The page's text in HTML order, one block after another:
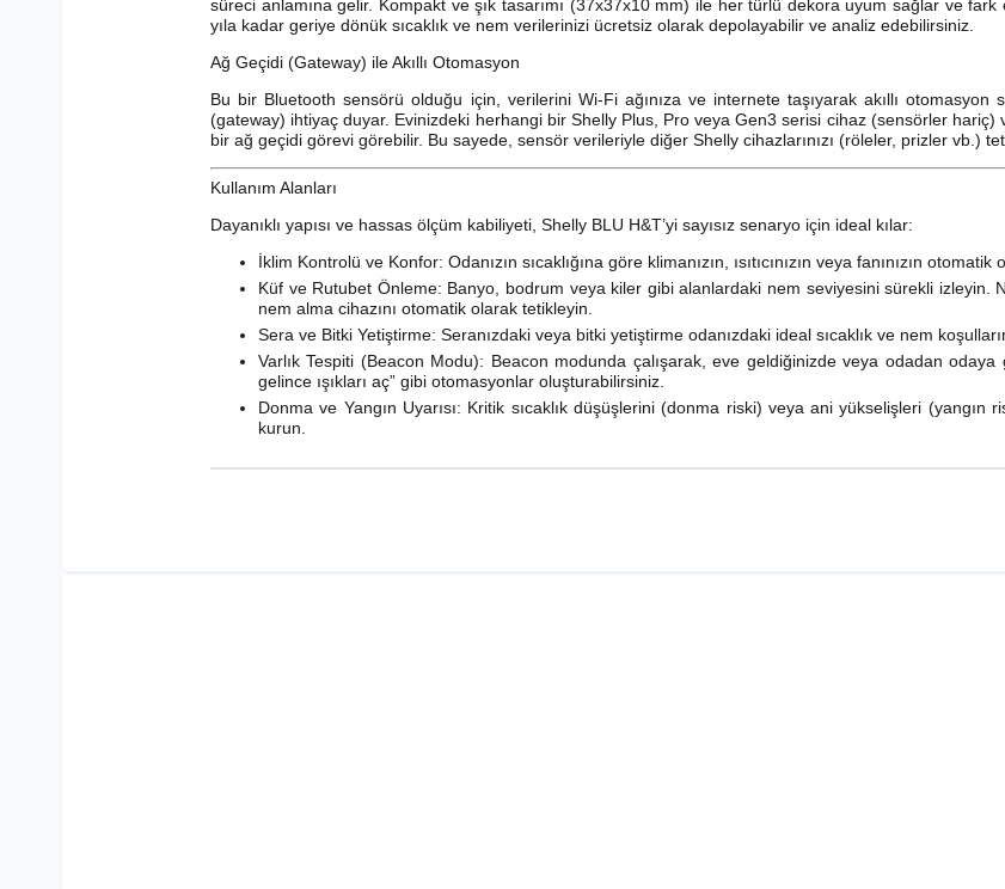
süreci anlamına gelir. Kompakt ve şık tasarımı (37x37x10 mm) ile her türlü dekora uyum sağlar ve
yıla kadar geriye dönük sıcaklık ve nem verilerinizi ücretsiz olarak depolayabilir ve analiz edebilirsiniz.
Ağ Geçidi (Gateway) ile Akıllı Otomasyon
Bu bir Bluetooth sensörü olduğu için, verilerini Wi-Fi ağınıza ve internete taşıyarak akıllı
(gateway) ihtiyaç duyar. Evinizdeki herhangi bir Shelly Plus, Pro veya Gen3 serisi cihaz (sensörler
bir ağ geçidi görevi görebilir. Bu sayede, sensör verileriyle diğer Shelly cihazlarınızı (röleler, prizler vb.)
Kullanım Alanları
Dayanıklı yapısı ve hassas ölçüm kabiliyeti, Shelly BLU H&T’yi sayısız senaryo için ideal kılar:
İklim Kontrolü ve Konfor: Odanızın sıcaklığına göre klimanızın, ısıtıcınızın veya fanınızın otomatik
Küf ve Rutubet Önleme: Banyo, bodrum veya kiler gibi alanlardaki nem seviyesini sürekli izleyin.
nem alma cihazını otomatik olarak tetikleyin.
Sera ve Bitki Yetiştirme: Seranızdaki veya bitki yetiştirme odanızdaki ideal sıcaklık ve nem
Varlık Tespiti (Beacon Modu): Beacon modunda çalışarak, eve geldiğinizde veya odadan odaya
gelince ışıkları aç” gibi otomasyonlar oluşturabilirsiniz.
Donma ve Yangın Uyarısı: Kritik sıcaklık düşüşlerini (donma riski) veya ani yükselişleri
kurun.